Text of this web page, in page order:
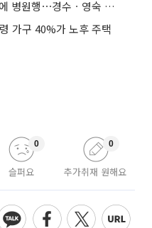
'나솔' 31기 순자, 3인방 뒷담화에 병원행⋯경수ㆍ영숙 최커 분위기 솔솔
가구 40%가 노후 주택
슬퍼요
0
추가취재 원해요
0